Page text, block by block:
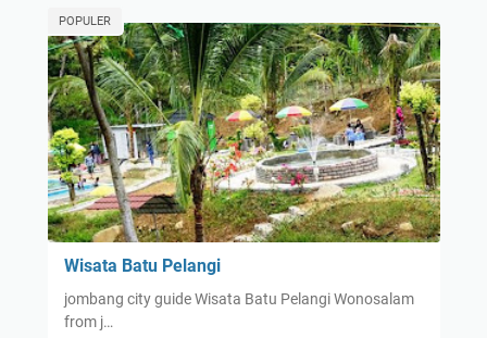
POPULER
Wisata Batu Pelangi
jombang city guide Wisata Batu Pelangi Wonosalam
from j…